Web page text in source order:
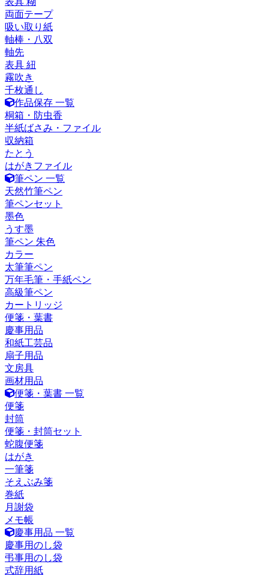
両面テープ
吸い取り紙
軸棒・八双
軸先
表具 紐
霧吹き
千枚通し
作品保存 一覧
桐箱・防虫香
半紙ばさみ・ファイル
収納箱
たとう
はがきファイル
筆ペン 一覧
天然竹筆ペン
筆ペンセット
墨色
うす墨
筆ペン 朱色
カラー
太筆筆ペン
万年毛筆・手紙ペン
高級筆ペン
カートリッジ
便箋・葉書
慶事用品
和紙工芸品
扇子用品
文房具
画材用品
便箋・葉書 一覧
便箋
封筒
便箋・封筒セット
蛇腹便箋
はがき
一筆箋
そえぶみ箋
巻紙
月謝袋
メモ帳
慶事用品 一覧
慶事用のし袋
弔事用のし袋
式辞用紙